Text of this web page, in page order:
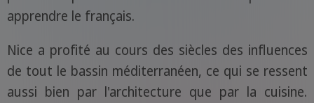
apprendre le français.
Nice a profité au cours des siècles des influences
de tout le bassin méditerranéen, ce qui se ressent
aussi bien par l'architecture que par la cuisine.